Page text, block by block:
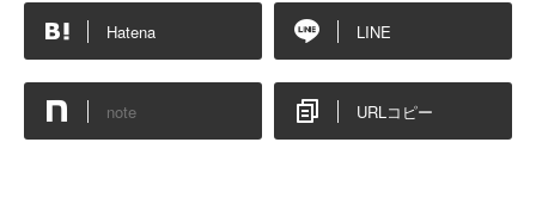
Hatena LINE
note URLコピー